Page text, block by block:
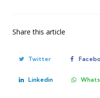
Share this article
Twitter
Linkedin